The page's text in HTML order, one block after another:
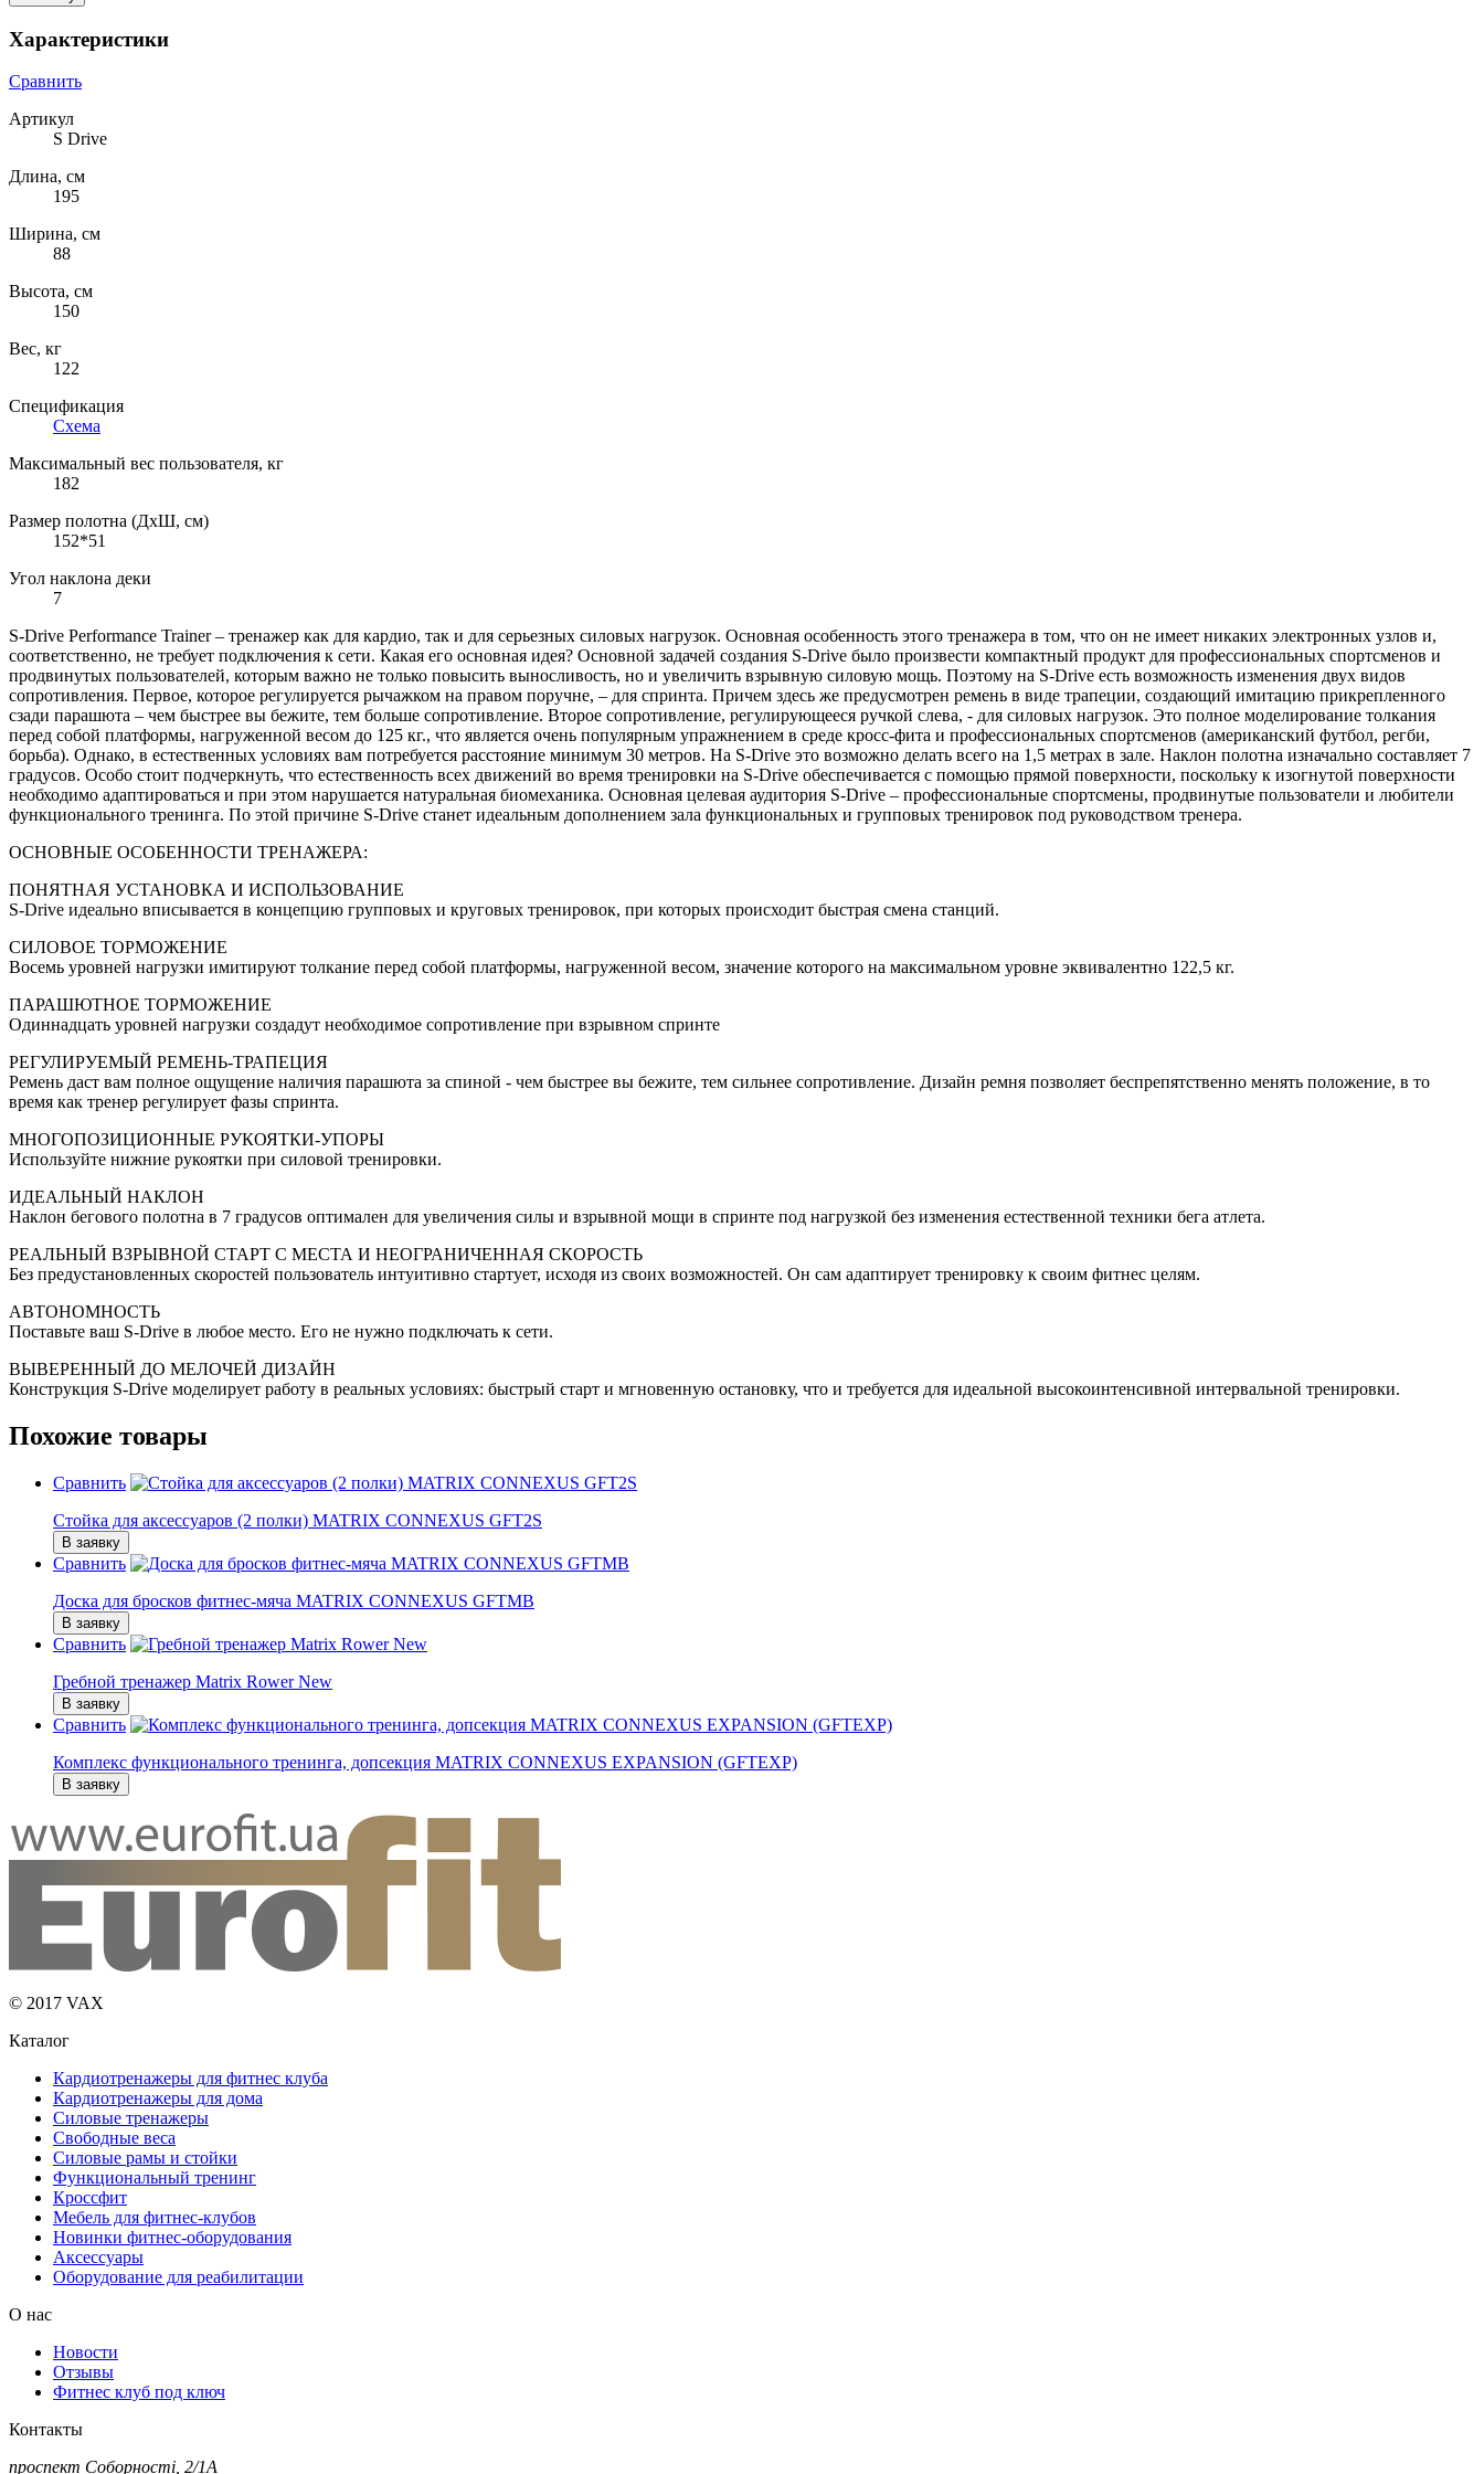
Характеристики
Сравнить
Артикул
S Drive
Длина, см
195
Ширина, см
88
Высота, см
150
Вес, кг
122
Спецификация
Cхема
Максимальный вес пользователя, кг
182
Размер полотна (ДхШ, см)
152*51
Угол наклона деки
7
S-Drive Performance Trainer – тренажер как для кардио, так и для серьезных силовых нагрузок. Основная особенность этого тренажера в том, что он не имеет никаких электронных узлов и,
соответственно, не требует подключения к сети. Какая его основная идея? Основной задачей создания S-Drive было произвести компактный продукт для профессиональных спортсменов и
продвинутых пользователей, которым важно не только повысить выносливость, но и увеличить взрывную силовую мощь. Поэтому на S-Drive есть возможность изменения двух видов
сопротивления. Первое, которое регулируется рычажком на правом поручне, – для спринта. Причем здесь же предусмотрен ремень в виде трапеции, создающий имитацию прикрепленного
сзади парашюта – чем быстрее вы бежите, тем больше сопротивление. Второе сопротивление, регулирующееся ручкой слева, - для силовых нагрузок. Это полное моделирование толкания
перед собой платформы, нагруженной весом до 125 кг., что является очень популярным упражнением в среде кросс-фита и профессиональных спортсменов (американский футбол, регби,
борьба). Однако, в естественных условиях вам потребуется расстояние минимум 30 метров. На S-Drive это возможно делать всего на 1,5 метрах в зале. Наклон полотна изначально составляет 7
градусов. Особо стоит подчеркнуть, что естественность всех движений во время тренировки на S-Drive обеспечивается с помощью прямой поверхности, поскольку к изогнутой поверхности
необходимо адаптироваться и при этом нарушается натуральная биомеханика. Основная целевая аудитория S-Drive – профессиональные спортсмены, продвинутые пользователи и любители
функционального тренинга. По этой причине S-Drive станет идеальным дополнением зала функциональных и групповых тренировок под руководством тренера.
ОСНОВНЫЕ ОСОБЕННОСТИ ТРЕНАЖЕРА:
ПОНЯТНАЯ УСТАНОВКА И ИСПОЛЬЗОВАНИЕ
S-Drive идеально вписывается в концепцию групповых и круговых тренировок, при которых происходит быстрая смена станций.
СИЛОВОЕ ТОРМОЖЕНИЕ
Восемь уровней нагрузки имитируют толкание перед собой платформы, нагруженной весом, значение которого на максимальном уровне эквивалентно 122,5 кг.
ПАРАШЮТНОЕ ТОРМОЖЕНИЕ
Одиннадцать уровней нагрузки создадут необходимое сопротивление при взрывном спринте
РЕГУЛИРУЕМЫЙ РЕМЕНЬ-ТРАПЕЦИЯ
Ремень даст вам полное ощущение наличия парашюта за спиной - чем быстрее вы бежите, тем сильнее сопротивление. Дизайн ремня позволяет беспрепятственно менять положение, в то
время как тренер регулирует фазы спринта.
МНОГОПОЗИЦИОННЫЕ РУКОЯТКИ-УПОРЫ
Используйте нижние рукоятки при силовой тренировки.
ИДЕАЛЬНЫЙ НАКЛОН
Наклон бегового полотна в 7 градусов оптимален для увеличения силы и взрывной мощи в спринте под нагрузкой без изменения естественной техники бега атлета.
РЕАЛЬНЫЙ ВЗРЫВНОЙ СТАРТ С МЕСТА И НЕОГРАНИЧЕННАЯ СКОРОСТЬ
Без предустановленных скоростей пользователь интуитивно стартует, исходя из своих возможностей. Он сам адаптирует тренировку к своим фитнес целям.
АВТОНОМНОСТЬ
Поставьте ваш S-Drive в любое место. Его не нужно подключать к сети.
ВЫВЕРЕННЫЙ ДО МЕЛОЧЕЙ ДИЗАЙН
Конструкция S-Drive моделирует работу в реальных условиях: быстрый старт и мгновенную остановку, что и требуется для идеальной высокоинтенсивной интервальной тренировки.
Похожие товары
Сравнить
Стойка для аксессуаров (2 полки) MATRIX CONNEXUS GFT2S
В заявку
Сравнить
Доска для бросков фитнес-мяча MATRIX CONNEXUS GFTMB
В заявку
Сравнить
Гребной тренажер Matrix Rower New
В заявку
Сравнить
Комплекс функционального тренинга, допсекция MATRIX CONNEXUS EXPANSION (GFTEXP)
В заявку
© 2017 VAX
Каталог
Кардиотренажеры для фитнес клуба
Кардиотренажеры для дома
Силовые тренажеры
Свободные веса
Силовые рамы и стойки
Функциональный тренинг
Кроссфит
Мебель для фитнес-клубов
Новинки фитнес-оборудования
Аксессуары
Оборудование для реабилитации
О нас
Новости
Отзывы
Фитнес клуб под ключ
Контакты
проспект Соборності, 2/1А